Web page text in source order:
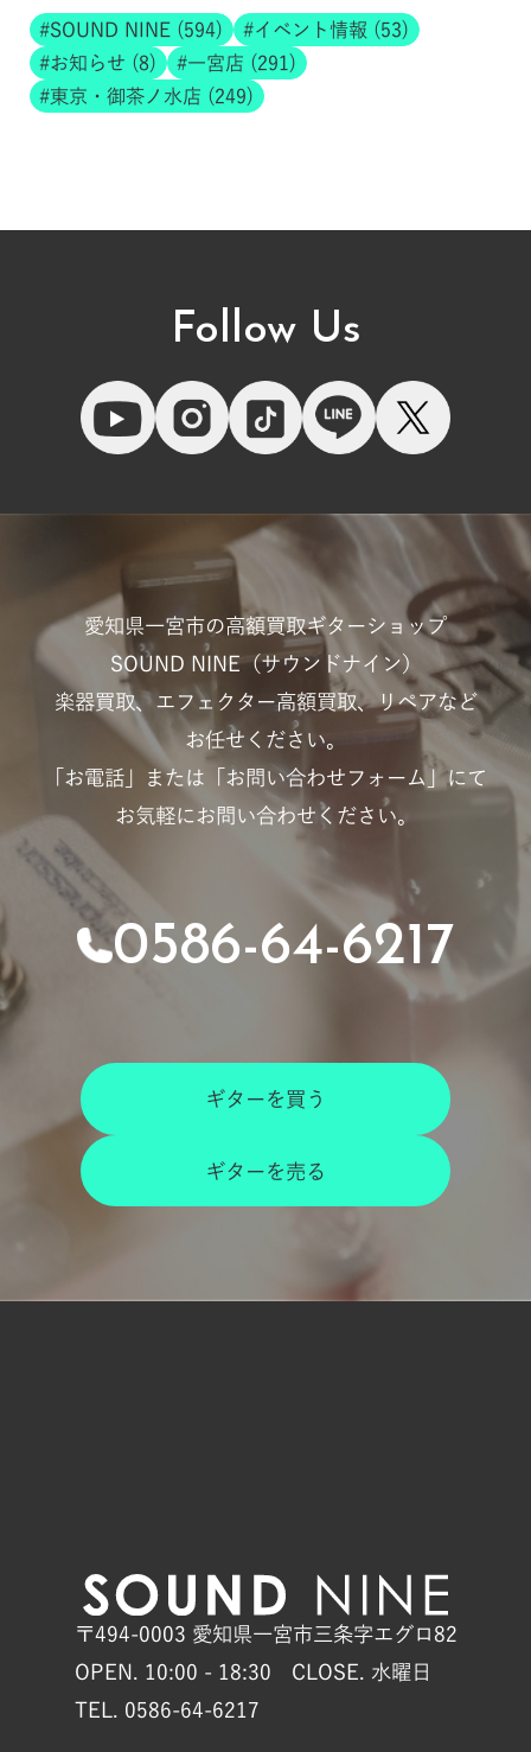
SOUND NINE (594)
イベント情報 (53)
お知らせ (8)
一宮店 (291)
東京・御茶ノ水店 (249)
Follow Us
愛知県一宮市の高額買取ギターショップ
SOUND NINE（サウンドナイン）
楽器買取、エフェクター高額買取、リペアなど
お任せください。
「お電話」または「お問い合わせフォーム」にて
お気軽にお問い合わせください。
0586-64-6217
ギターを買う
ギターを売る
〒494-0003 愛知県一宮市三条字エグロ82
OPEN. 10:00 - 18:30 CLOSE. 水曜日
TEL. 0586-64-6217